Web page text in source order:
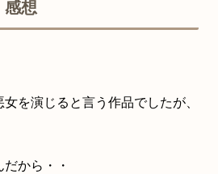
感想
を演じると言う作品でしたが、
から・・